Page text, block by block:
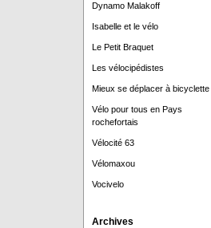
Dynamo Malakoff
Isabelle et le vélo
Le Petit Braquet
Les vélocipédistes
Mieux se déplacer à bicyclette
Vélo pour tous en Pays
rochefortais
Vélocité 63
Vélomaxou
Vocivelo
Archives